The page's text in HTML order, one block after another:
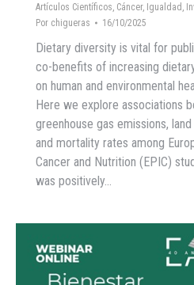
Artículos Científicos, Cáncer, Igualdad ,
Por chigueras 16/10/2025
Dietary diversity is vital for
co-benefits of increasing
on human and environmental
Here we explore associations
greenhouse gas emissions,
and mortality rates among
Cancer and Nutrition (EPIC)
was positively…